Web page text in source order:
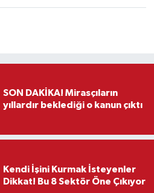
SON DAKİKA! Mirasçıların
yıllardır beklediği o kanun çıktı
Kendi İşini Kurmak İsteyenler
Dikkat! Bu 8 Sektör Öne Çıkıyor